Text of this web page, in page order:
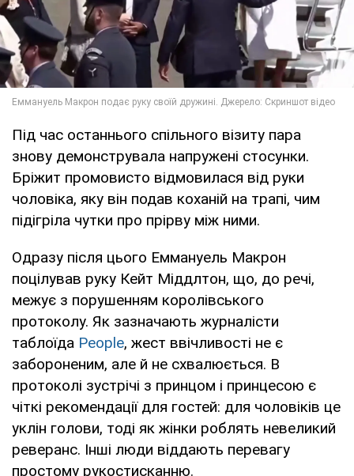
Під час останнього спільного візиту пара
знову демонструвала напружені стосунки.
Бріжит промовисто відмовилася від руки
чоловіка, яку він подав коханій на трапі, чим
підігріла чутки про прірву між ними.
Одразу після цього Еммануель Макрон
поцілував руку Кейт Міддлтон, що, до речі,
межує з порушенням королівського
протоколу. Як зазначають журналісти
таблоїда People, жест ввічливості не є
забороненим, але й не схвалюється. В
протоколі зустрічі з принцом і принцесою є
чіткі рекомендації для гостей: для чоловіків це
уклін голови, тоді як жінки роблять невеликий
реверанс. Інші люди віддають перевагу
простому рукостисканню.